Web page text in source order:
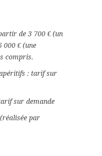
de 3 700 € (un
000 € (une
compris.
: tarif sur
sur demande
(réalisée par